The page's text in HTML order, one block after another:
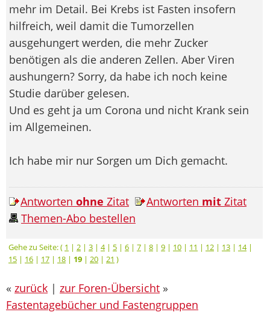
mehr im Detail. Bei Krebs ist Fasten insofern
hilfreich, weil damit die Tumorzellen
ausgehungert werden, die mehr Zucker
benötigen als die anderen Zellen. Aber Viren
aushungern? Sorry, da habe ich noch keine
Studie darüber gelesen.
Und es geht ja um Corona und nicht Krank sein
im Allgemeinen.
Ich habe mir nur Sorgen um Dich gemacht.
Antworten ohne Zitat Antworten mit Zitat
Themen-Abo bestellen
Gehe zu Seite: ( 1 | 2 | 3 | 4| 5 | 6 | 7 | 8 | 9 | 10 | 11 | 12 | 13 | 14|
15 | 16 | 17 | 18 | 19 | 20 | 21 )
« zurück | zur Foren-Übersicht »
Fastentagebücher und Fastengruppen